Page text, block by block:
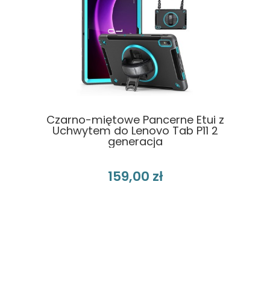
Czarno-miętowe Pancerne Etui z
Uchwytem do Lenovo Tab P11 2
generacja
159,00 zł